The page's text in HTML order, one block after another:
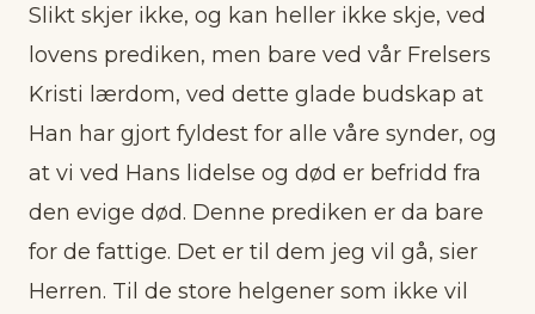
Slikt skjer ikke, og kan heller ikke skje, ved
lovens prediken, men bare ved vår Frelsers
Kristi lærdom, ved dette glade budskap at
Han har gjort fyldest for alle våre synder, og
at vi ved Hans lidelse og død er befridd fra
den evige død. Denne prediken er da bare
for de fattige. Det er til dem jeg vil gå, sier
Herren. Til de store helgener som ikke vil